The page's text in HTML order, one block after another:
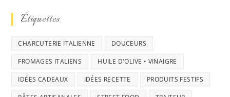
Étiquettes
CHARCUTERIE ITALIENNE DOUCEURS
FROMAGES ITALIENS HUILE D'OLIVE • VINAIGRE
IDÉES CADEAUX IDÉES RECETTE PRODUITS FESTIFS